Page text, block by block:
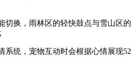
切换，雨林区的轻快鼓点与雪山区的
系统，宠物互动时会根据心情展现52